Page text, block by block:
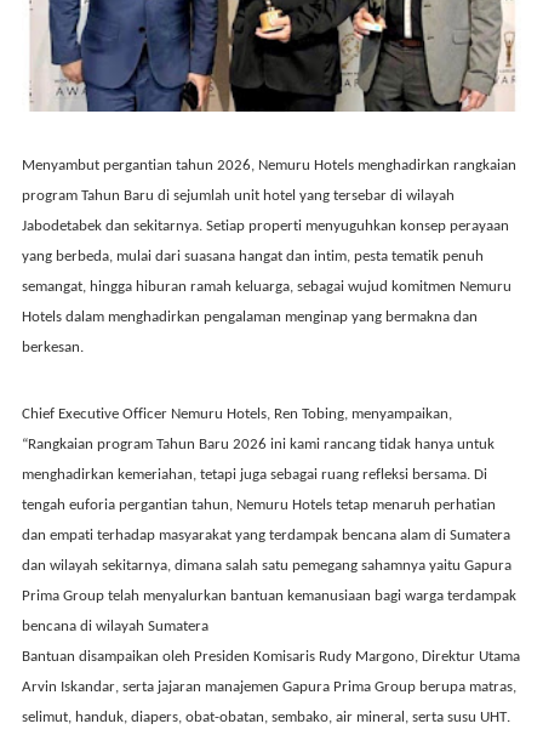
Menyambut pergantian tahun 2026, Nemuru Hotels menghadirkan rangkaian
program Tahun Baru di sejumlah unit hotel yang tersebar di wilayah
Jabodetabek dan sekitarnya. Setiap properti menyuguhkan konsep perayaan
yang berbeda, mulai dari suasana hangat dan intim, pesta tematik penuh
semangat, hingga hiburan ramah keluarga, sebagai wujud komitmen Nemuru
Hotels dalam menghadirkan pengalaman menginap yang bermakna dan
berkesan.
Chief Executive Officer Nemuru Hotels, Ren Tobing, menyampaikan,
“Rangkaian program Tahun Baru 2026 ini kami rancang tidak hanya untuk
menghadirkan kemeriahan, tetapi juga sebagai ruang refleksi bersama. Di
tengah euforia pergantian tahun, Nemuru Hotels tetap menaruh perhatian
dan empati terhadap masyarakat yang terdampak bencana alam di Sumatera
dan wilayah sekitarnya, dimana salah satu pemegang sahamnya yaitu Gapura
Prima Group telah menyalurkan bantuan kemanusiaan bagi warga terdampak
bencana di wilayah Sumatera
Bantuan disampaikan oleh Presiden Komisaris Rudy Margono, Direktur Utama
Arvin Iskandar, serta jajaran manajemen Gapura Prima Group berupa matras,
selimut, handuk, diapers, obat-obatan, sembako, air mineral, serta susu UHT.